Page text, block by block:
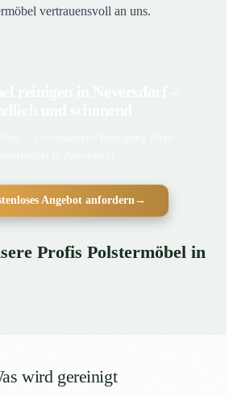
vertrauensvoll an uns.
Angebot anfordern→
Profis Polstermöbel in
wird gereinigt